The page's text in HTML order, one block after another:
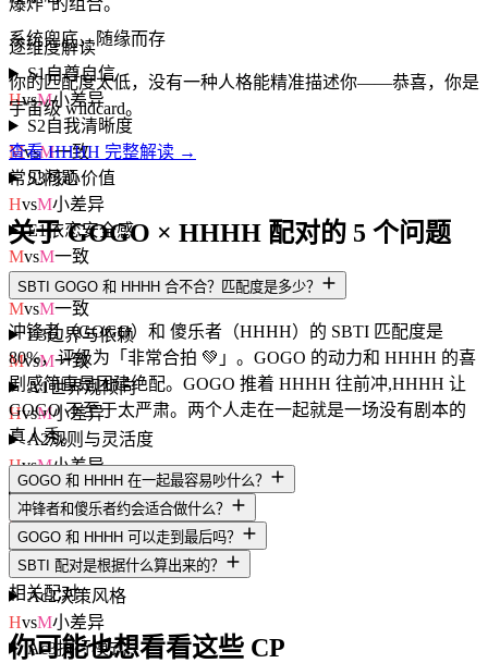
逐维度解读
S1自尊自信
HvsM小差异
S2自我清晰度
MvsM一致
S3核心价值
HvsM小差异
E1依恋安全感
MvsM一致
E2情感投入度
MvsM一致
E3边界与依赖
MvsM一致
A1世界观倾向
HvsM小差异
A2规则与灵活度
HvsM小差异
A3人生意义感
HvsM小差异
Ac1动机导向
Hvs M 小差异
Ac2决策风格
HvsM小差异
Ac3执行模式
系统兜底，随缘而存
你的匹配度太低，没有一种人格能精准描述你——恭喜，你是
宇宙级 wildcard。
查看 HHHH 完整解读 →
常见问题
关于 GOGO × HHHH 配对的 5 个问题
SBTI GOGO 和 HHHH 合不合？匹配度是多少？
冲锋者（GOGO）和 傻乐者（HHHH）的 SBTI 匹配度是
80%，评级为「非常合拍 💚」。GOGO 的动力和 HHHH 的喜
剧感简直是团建绝配。GOGO 推着 HHHH 往前冲,HHHH 让
GOGO 不至于太严肃。两个人走在一起就是一场没有剧本的
真人秀。
GOGO 和 HHHH 在一起最容易吵什么？
冲锋者和傻乐者约会适合做什么？
GOGO 和 HHHH 可以走到最后吗？
SBTI 配对是根据什么算出来的？
相关配对
你可能也想看看这些 CP